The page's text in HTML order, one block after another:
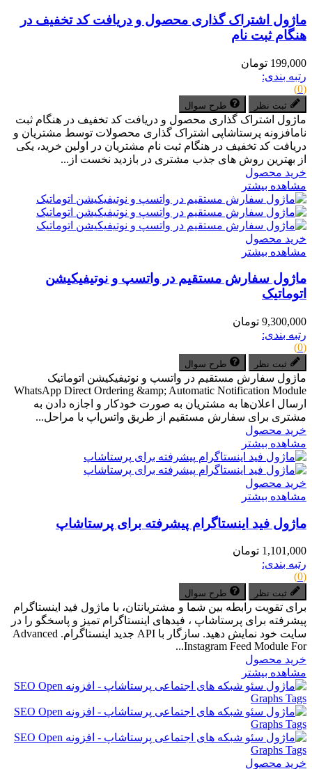
ماژول اشتراک گذاری محصول و دریافت کد تخفیف در
هنگام ثبت نام
199,000 تومان
رتبه بندی:
(0)
ثبت نظر طرح سوال
ماژول اشتراک گذاری محصول و دریافت کد تخفیف در هنگام ثبت
نامافزونه پرستاشاپی اشتراک گذاری محصولات توسط مشتریان و
دریافت کد تخفیف در هنگام ثبت نام مشتریان در اولین خرید، یکی
از بهترین روش های جذب مشتری در بازدید نخست از...
خرید محصول
مشاهده بیشتر
خرید محصول
مشاهده بیشتر
ماژول سفارش مستقیم در واتسپ و نوتیفیکیشن
اتوماتیک
9,300,000 تومان
رتبه بندی:
(0)
ثبت نظر طرح سوال
ماژول سفارش مستقیم در واتسپ و نوتیفیکیشن اتوماتیک
WhatsApp Direct Ordering &amp; Automatic Notification Module
ارسال اعلان‌ها به مشتریان به صورت خودکار و اجازه دادن به
مشتری برای سفارش مستقیم از طریق واتس‌اپ با مراحل...
خرید محصول
مشاهده بیشتر
خرید محصول
مشاهده بیشتر
ماژول فید اینستاگرام پیشرفته برای پرستاشاپ
1,101,000 تومان
رتبه بندی:
(0)
ثبت نظر طرح سوال
برای تقویت رابطه بین شما و مشتریانتان، با ماژول فید اینستاگرام
پیشرفته برای پرستاشاپ ، فیدهای اینستاگرام تمیز و پاسخگو را در
سایت خود نمایش دهید. سازگار با API جدید اینستاگرام. Advanced
Instagram Feed Module For...
خرید محصول
مشاهده بیشتر
خرید محصول